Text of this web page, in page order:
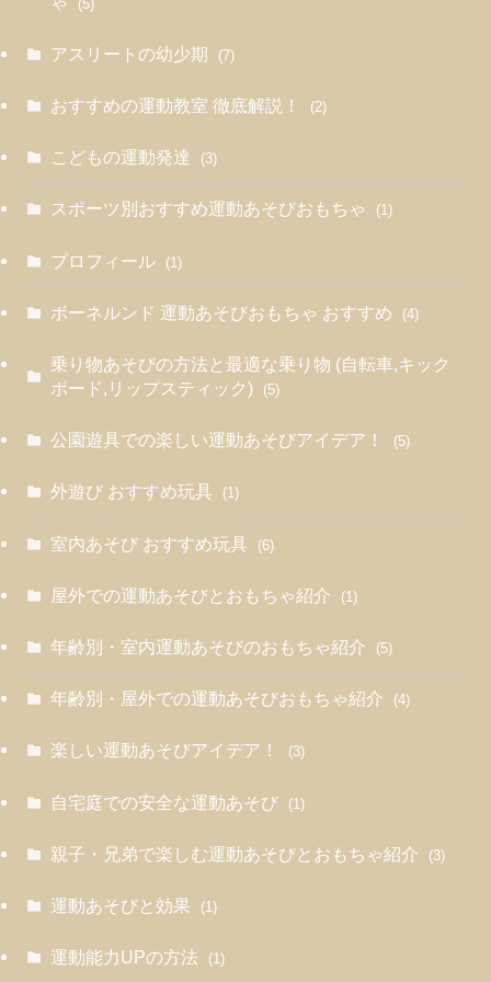
(5)
アスリートの幼少期 (7)
おすすめの運動教室 徹底解説！ (2)
こどもの運動発達 (3)
スポーツ別おすすめ運動あそびおもちゃ (1)
プロフィール (1)
ボーネルンド 運動あそびおもちゃ おすすめ (4)
乗り物あそびの方法と最適な乗り物 (自転車,キック
ボード,リップスティック)
(5)
公園遊具での楽しい運動あそびアイデア！ (5)
外遊び おすすめ玩具 (1)
室内あそび おすすめ玩具 (6)
屋外での運動あそびとおもちゃ紹介 (1)
年齢別・室内運動あそびのおもちゃ紹介 (5)
年齢別・屋外での運動あそびおもちゃ紹介 (4)
楽しい運動あそびアイデア！ (3)
自宅庭での安全な運動あそび (1)
親子・兄弟で楽しむ運動あそびとおもちゃ紹介 (3)
運動あそびと効果 (1)
運動能力UPの方法 (1)